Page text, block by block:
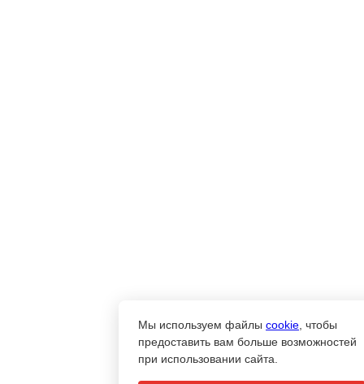
Мы используем файлы cookie , чтобы
предоставить вам больше возможностей
при использовании сайта.